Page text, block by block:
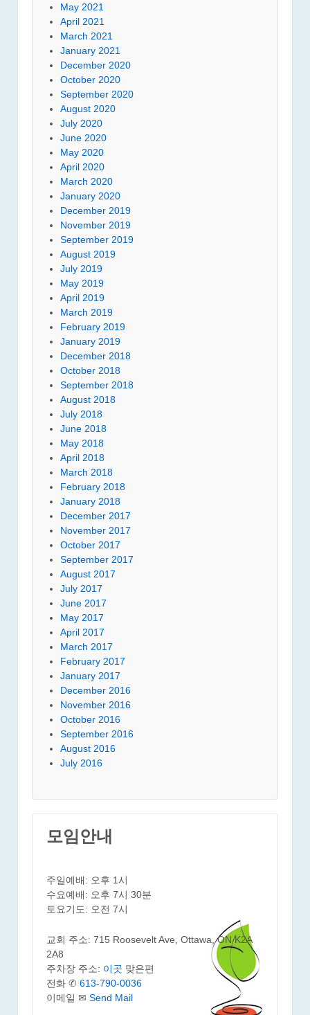
May 2021
April 2021
March 2021
January 2021
December 2020
October 2020
September 2020
August 2020
July 2020
June 2020
May 2020
April 2020
March 2020
January 2020
December 2019
November 2019
September 2019
August 2019
July 2019
May 2019
April 2019
March 2019
February 2019
January 2019
December 2018
October 2018
September 2018
August 2018
July 2018
June 2018
May 2018
April 2018
March 2018
February 2018
January 2018
December 2017
November 2017
October 2017
September 2017
August 2017
July 2017
June 2017
May 2017
April 2017
March 2017
February 2017
January 2017
December 2016
November 2016
October 2016
September 2016
August 2016
July 2016
모임안내
주일예배: 오후 1시
수요예배: 오후 7시 30분
토요기도: 오전 7시
교회 주소: 715 Roosevelt Ave, Ottawa, ON K2A
2A8
주차장 주소: 이곳 맞은편
전화 ✆ 613-790-0036
이메일 ✉ Send Mail